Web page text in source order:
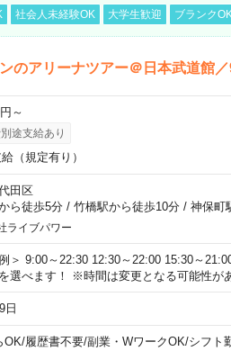
社会人未経験OK 大学生歓迎 ブランクOK
のアリーナツアー＠日本武道館／
～
途支給あり
（規定有り）
田区
ら徒歩5分/ 竹橋駅から徒歩10分/ 神保町
ライブパワー
＞ 9:00～22:30 12:30～22:00 15:30～
選べます！ ※時間は変更となる可能性が
日
OK/履歴書不要/副業・WワークOK/シフト